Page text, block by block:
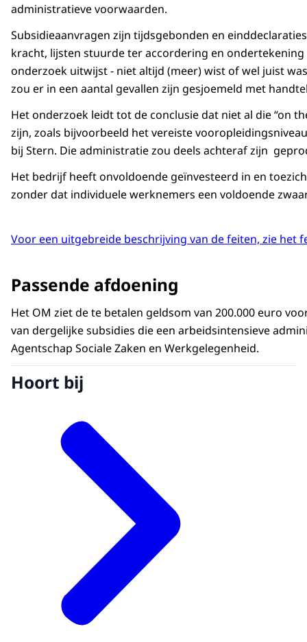
administratieve voorwaarden.
Subsidieaanvragen zijn tijdsgebonden en
kracht, lijsten stuurde ter accordering en
onderzoek uitwijst - niet altijd (meer) wist of wel juist
zou er in een aantal gevallen zijn gesjoemeld met
Het onderzoek leidt tot de conclusie dat niet al die “on
zijn, zoals bijvoorbeeld het vereiste
bij Stern. Die administratie zou deels achteraf zijn
Het bedrijf heeft onvoldoende geïnvesteerd in en
zonder dat individuele werknemers een voldoende
Voor een uitgebreide beschrijving van de feiten, zie het
Passende afdoening
Het OM ziet de te betalen geldsom van 200.000 euro
van dergelijke subsidies die een arbeidsintensieve
Agentschap Sociale Zaken en Werkgelegenheid.
Hoort bij